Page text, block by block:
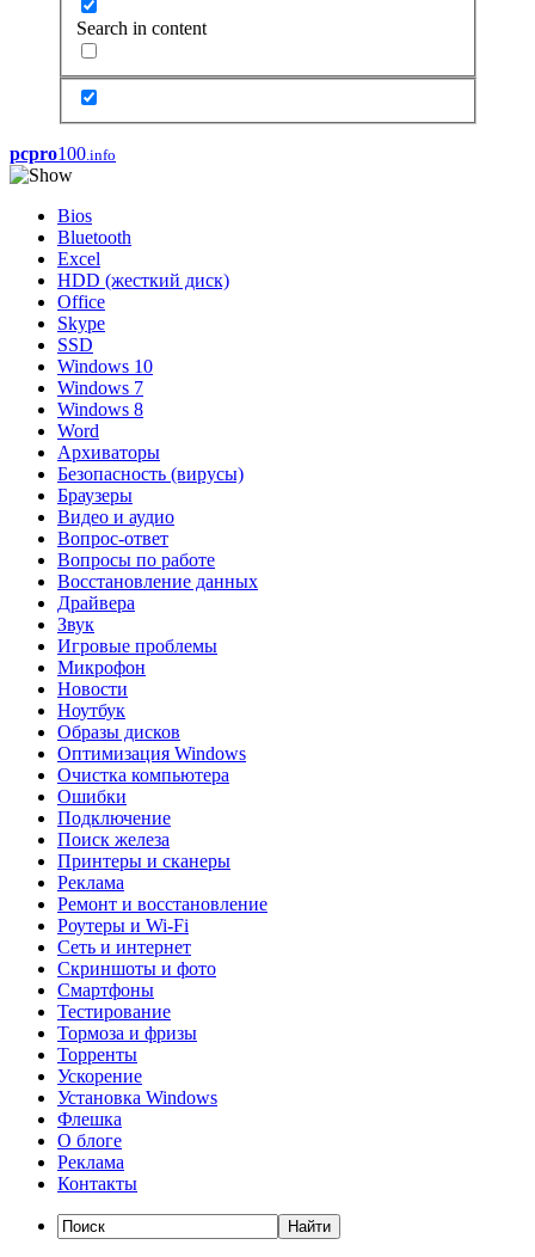
Search in content
pcpro100.info
Bios
Bluetooth
Excel
HDD (жесткий диск)
Office
Skype
SSD
Windows 10
Windows 7
Windows 8
Word
Архиваторы
Безопасность (вирусы)
Браузеры
Видео и аудио
Вопрос-ответ
Вопросы по работе
Восстановление данных
Драйвера
Звук
Игровые проблемы
Микрофон
Новости
Ноутбук
Образы дисков
Оптимизация Windows
Очистка компьютера
Ошибки
Подключение
Поиск железа
Принтеры и сканеры
Реклама
Ремонт и восстановление
Роутеры и Wi-Fi
Сеть и интернет
Скриншоты и фото
Смартфоны
Тестирование
Тормоза и фризы
Торренты
Ускорение
Установка Windows
Флешка
О блоге
Реклама
Контакты